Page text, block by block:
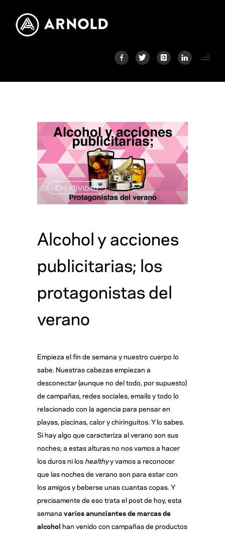
CREATIVIDAD
Alcohol y acciones
publicitarias; los
protagonistas del
verano
Empieza el fin de semana y nuestro cuerpo lo
sabe. Nuestras cabezas empiezan a
desconectar (aunque no del todo, por supuesto)
de campañas, redes sociales, emails y todo lo
relacionado con la agencia para pensar en
playas, piscinas, calor y chiringuitos. Y lo sabes.
Si hay algo que caracteriza al verano son sus
noches; a estas alturas no nos vamos a hacer
los duros ni los healthyy vamos a reconocer
que las noches de verano son para estar con
los amigos y beberse unas cuantas copas. Y
precisamente de eso trata el post de hoy, esta
semana varios anunciantes de marcas de
alcohol han venido con campañas de productos